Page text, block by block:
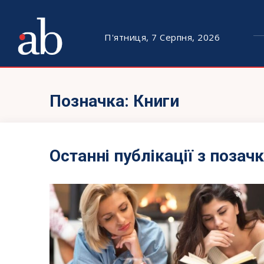
П'ятниця, 7 Серпня, 2026
Позначка: Книги
Останні публікації з